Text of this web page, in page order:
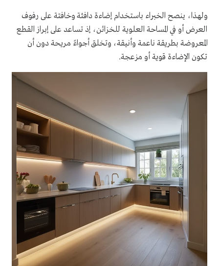
ولهذا، ينصح الخبراء باستخدام إضاءة دافئة وخافتة على رفوف
العرض أو في المساحة العلوية للخزائن، إذ تساعد على إبراز القطع
المعروضة بطريقة ناعمة وأنيقة، وتخلق أجواءً مريحة دون أن
تكون الإضاءة قوية أو مزعجة.